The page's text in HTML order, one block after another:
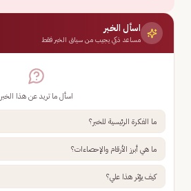
اسأل الخبر
مساعد ذكي يجيب من سياق الخبر فقط
اسأل ما تريد عن هذا الخبر
ما الفكرة الرئيسية للخبر؟
ما هي أبرز الأرقام والإحصاءات؟
كيف يؤثر هذا علي؟